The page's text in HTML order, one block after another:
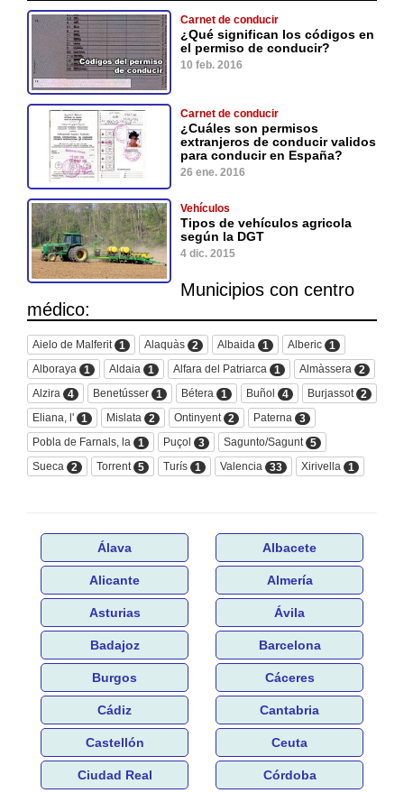
Carnet de conducir
¿Qué significan los códigos en
el permiso de conducir?
10 feb. 2016
Carnet de conducir
¿Cuáles son permisos
extranjeros de conducir validos
para conducir en España?
26 ene. 2016
Vehículos
Tipos de vehículos agricola
según la DGT
4 dic. 2015
Municipios con centro
médico:
Aielo de Malferit 1 Alaquàs 2 Albaida 1 Alberic 1
Alboraya
1 Aldaia 1 Alfara del Patriarca 1 Almàssera
2
Alzira
4 Benetússer 1 Bétera 1 Buñol 4 Burjassot 2
Eliana, l' 1 Mislata 2 Ontinyent 2 Paterna
3
Pobla de Farnals, la
1 Puçol 3 Sagunto/Sagunt 5
Sueca
2 Torrent 5 Turís 1 Valencia 33 Xirivella 1
Álava Albacete
Alicante Almería
Asturias Ávila
Badajoz Barcelona
Burgos Cáceres
Cádiz Cantabria
Castellón Ceuta
Ciudad Real Córdoba